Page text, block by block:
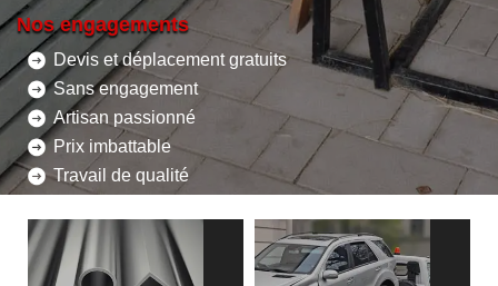
Nos engagements
Devis et déplacement gratuits
Sans engagement
Artisan passionné
Prix imbattable
Travail de qualité